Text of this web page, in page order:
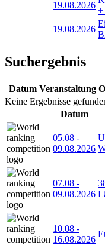
19.08.2026
+
19.08.2026
Suchergebnis
Datum Veranstaltung
Keine Ergebnisse
Datum
05.08 -
09.08.2026
07.08 -
09.08.2026
10.08 -
16.08.2026